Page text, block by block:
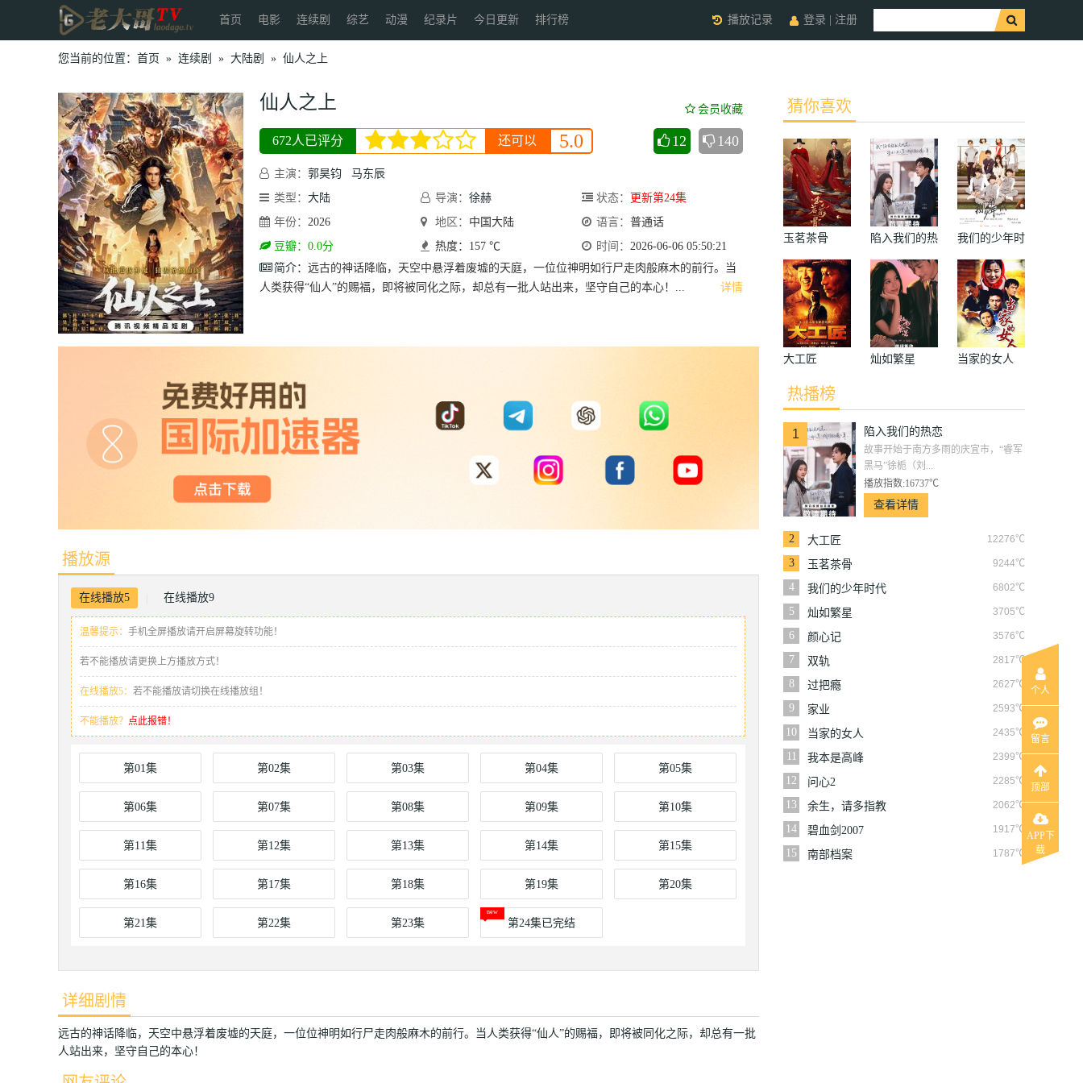
首页 电影 连续剧 综艺 动漫 纪录片 今日更新 排行榜 登录 注册
播放记录
您当前的位置： 首页 » 连续剧 » 大陆剧 » 仙人之上
仙人之上 会员收藏
672人已评分 还可以 5.0 12 140
主演： 郭昊钧
马东辰
类型： 大陆 导演： 徐赫 状态：
更新第24集
年份： 2026 地区： 中国大陆 语言： 普通话
豆瓣：0.0分
热度：157 ℃ 时间： 2026-06-06 05:50:21
简介：
详情
远古的神话降临，天空中悬浮着废墟的天庭，一位位神明如行尸走肉般麻木的前行。当
人类获得“仙人”的赐福，即将被同化之际，却总有一批人站出来，坚守自己的本心！...
播放源
在线播放5 在线播放9
温馨提示： 手机全屏播放请开启屏幕旋转功能！
若不能播放请更换上方播放方式！
在线播放5： 若不能播放请切换在线播放组！
不能播放？ 点此报错！
第01集 第02集 第03集 第04集 第05集
第06集 第07集 第08集 第09集 第10集
第11集 第12集 第13集 第14集 第15集
第16集 第17集 第18集 第19集 第20集
第21集 第22集 第23集 第24集已完结
详细剧情
远古的神话降临，天空中悬浮着废墟的天庭，一位位神明如行尸走肉般麻木的前行。当人类获得“仙人”的赐福，即将被同化之际，却总有一批
人站出来，坚守自己的本心！
猜你喜欢
玉茗茶骨
陷入我们的热
恋
我们的少年时
代
大工匠 灿如繁星 当家的女人
热播榜
1 陷入我们的热恋
故事开始于南方多雨的庆宜市，“睿军
黑马”徐栀（刘...
播放指数:16737℃
查看详情
2 12276℃
大工匠
3
9244℃
玉茗茶骨
4
6802℃
我们的少年时代
5
3705℃
灿如繁星
6
3576℃
颜心记
7
2817℃
双轨
8
2627℃
过把瘾
9
2593℃
家业
10
2435℃
当家的女人
11
2399℃
我本是高峰
12
2285℃
问心2
13
2062℃
余生，请多指教
14
1917℃
碧血剑2007
15
1787℃
南部档案
个人
留言
顶部
APP下
载